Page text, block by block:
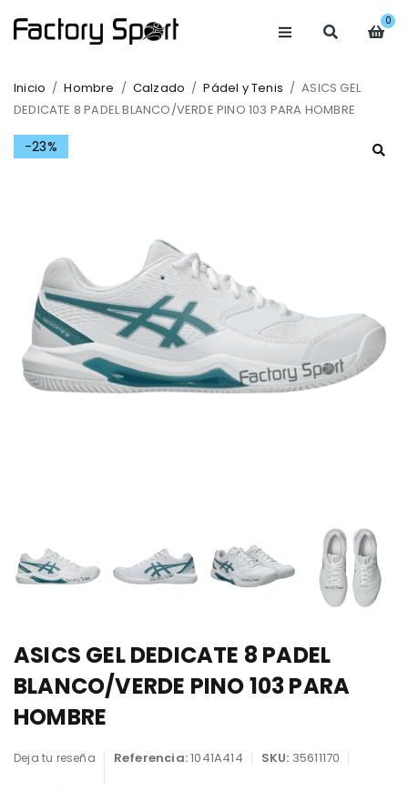
0
Inicio / Hombre / Calzado / Pádel y Tenis / ASICS GEL
DEDICATE 8 PADEL BLANCO/VERDE PINO 103 PARA HOMBRE
-23%
ASICS GEL DEDICATE 8 PADEL
BLANCO/VERDE PINO 103 PARA
HOMBRE
Deja tu reseña Referencia:1041A414 SKU: 35611170